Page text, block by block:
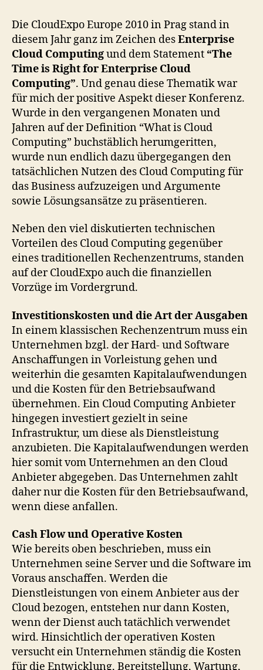
Die CloudExpo Europe 2010 in Prag stand in
diesem Jahr ganz im Zeichen desEnterprise
Cloud Computingund dem Statement “The
Time is Right for Enterprise Cloud
Computing”. Und genau diese Thematik war
für mich der positive Aspekt dieser Konferenz.
Wurde in den vergangenen Monaten und
Jahren auf der Definition “What is Cloud
Computing” buchstäblich herumgeritten,
wurde nun endlich dazu übergegangen den
tatsächlichen Nutzen des Cloud Computing für
das Business aufzuzeigen und Argumente
sowie Lösungsansätze zu präsentieren.
Neben den viel diskutierten technischen
Vorteilen des Cloud Computing gegenüber
eines traditionellen Rechenzentrums, standen
auf der CloudExpo auch die finanziellen
Vorzüge im Vordergrund.
Investitionskosten und die Art der Ausgaben
In einem klassischen Rechenzentrum muss ein
Unternehmen bzgl. der Hard- und Software
Anschaffungen in Vorleistung gehen und
weiterhin die gesamten Kapitalaufwendungen
und die Kosten für den Betriebsaufwand
übernehmen. Ein Cloud Computing Anbieter
hingegen investiert gezielt in seine
Infrastruktur, um diese als Dienstleistung
anzubieten. Die Kapitalaufwendungen werden
hier somit vom Unternehmen an den Cloud
Anbieter abgegeben. Das Unternehmen zahlt
daher nur die Kosten für den Betriebsaufwand,
wenn diese anfallen.
Cash Flow und Operative Kosten
Wie bereits oben beschrieben, muss ein
Unternehmen seine Server und die Software im
Voraus anschaffen. Werden die
Dienstleistungen von einem Anbieter aus der
Cloud bezogen, entstehen nur dann Kosten,
wenn der Dienst auch tatächlich verwendet
wird. Hinsichtlich der operativen Kosten
versucht ein Unternehmen ständig die Kosten
für die Entwicklung, Bereitstellung, Wartung,